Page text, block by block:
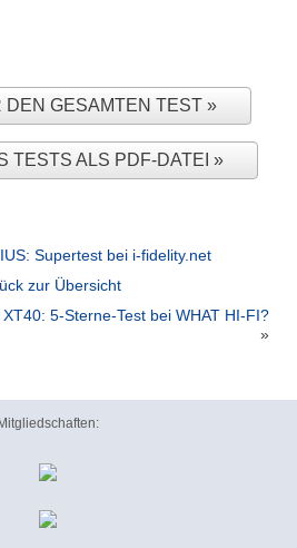
DEN GESAMTEN TEST
TESTS ALS PDF-DATEI
Supertest bei i-fidelity.net
zur Übersicht
5-Sterne-Test bei WHAT HI-FI?
»
Mitgliedschaften: